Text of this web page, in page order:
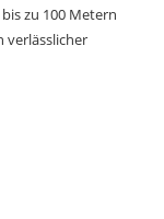
zu 100 Metern
verlässlicher